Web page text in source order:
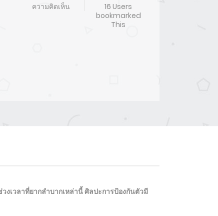
ความคิดเห็น
16 Users
bookmarked
This
งเวลาที่ยากลำบากเหล่านี้ ศิลปะการป้องกันตัวมี